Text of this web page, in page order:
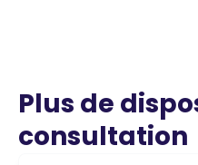
Plus de
consultation